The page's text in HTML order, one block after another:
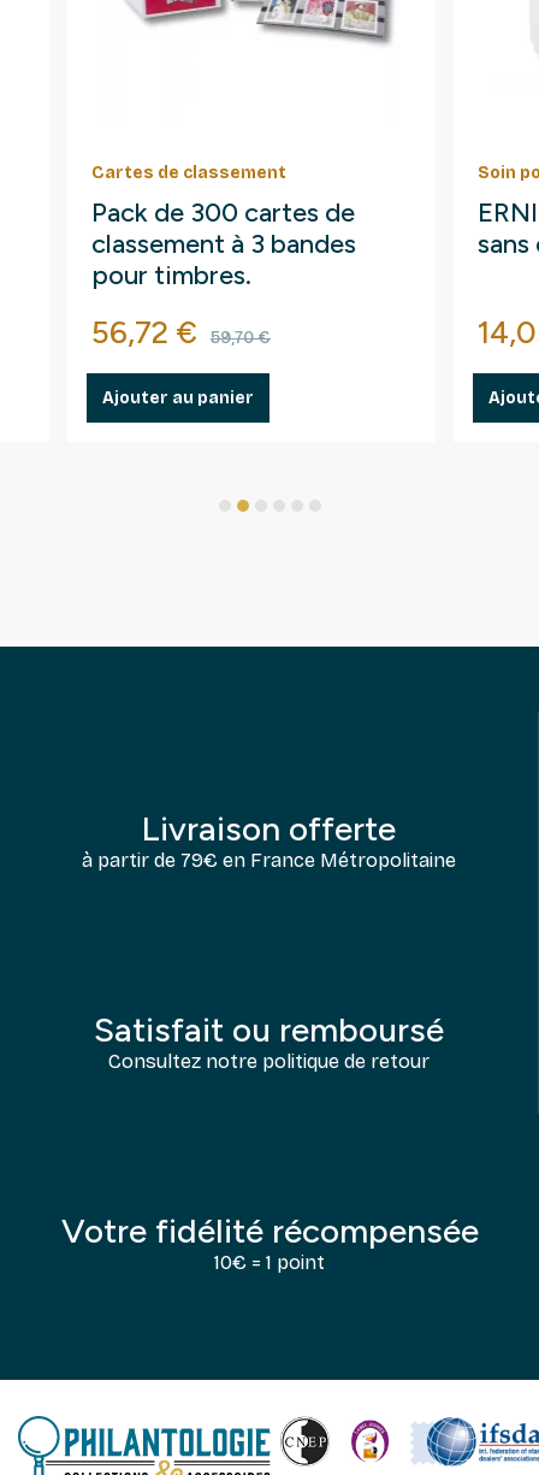
Cartes de classement
Pack de 300 cartes de
classement à 3 bandes
pour timbres.
Prix
56,72 € Prix de base
59,70 €
Ajouter au panier
Soin
sans
Prix
Livraison offerte
à partir de 79€ en France Métropolitaine
Satisfait ou remboursé
Consultez notre politique de retour
Votre fidélité récompensée
10€ = 1 point